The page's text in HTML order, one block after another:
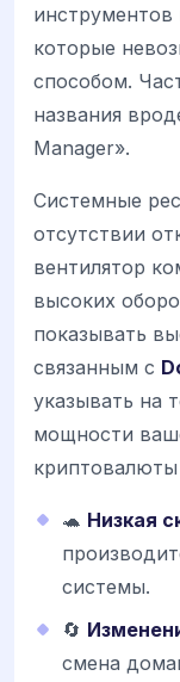
инструментов
которые
способом.
названия
Manager».
Системные
отсутствии
вентилятор
высоких
показывать
связанным с
указывать на
мощности
🐢 Низкая
системы.
🔄
смена